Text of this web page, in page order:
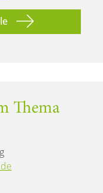
Thema